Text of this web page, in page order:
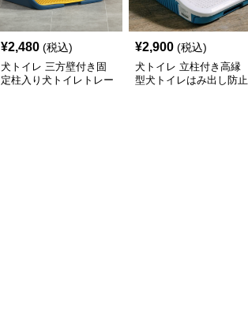
¥2,480 (税込)
犬トイレ 三方壁付き固
定柱入り犬トイレトレー
¥2,900 (税込)
犬トイレ 立柱付き高縁
型犬トイレはみ出し防止